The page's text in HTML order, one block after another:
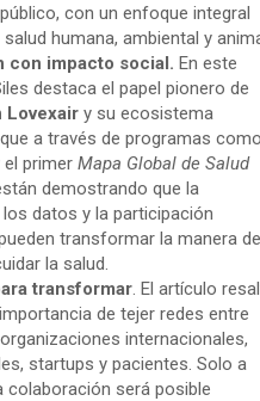
con un enfoque integral
humana, ambiental y
con impacto social. En este
destaca el papel pionero de
Lovexairy su ecosistema
a través de programas como
primer Mapa Global de Salud
demostrando que la
datos y la participación
transformar la manera de
la salud.
transformar. El artículo
de tejer redes entre
internacionales,
startups y pacientes. Solo a
colaboración será posible